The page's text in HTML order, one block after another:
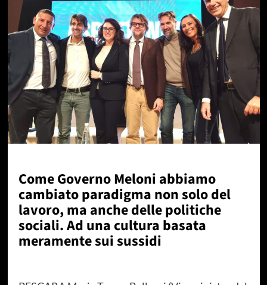
Come Governo Meloni abbiamo
cambiato paradigma non solo del
lavoro, ma anche delle politiche
sociali. Ad una cultura basata
meramente sui sussidi